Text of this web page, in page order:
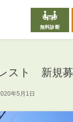
無料診断
スト 新規募
年5月1日